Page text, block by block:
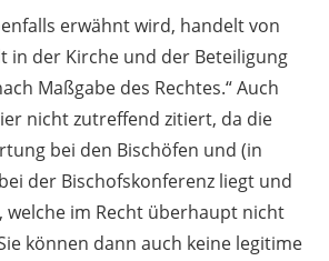
erwähnt wird, handelt von
in der Kirche und der Beteiligung
Maßgabe des Rechtes.“ Auch
nicht zutreffend zitiert, da die
bei den Bischöfen und (in
der Bischofskonferenz liegt und
welche im Recht überhaupt nicht
können dann auch keine legitime